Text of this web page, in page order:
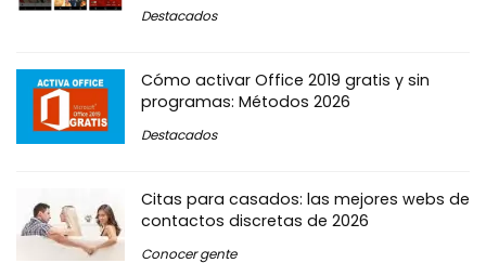
Destacados
Cómo activar Office 2019 gratis y sin
programas: Métodos 2026
Destacados
Citas para casados: las mejores webs de
contactos discretas de 2026
Conocer gente